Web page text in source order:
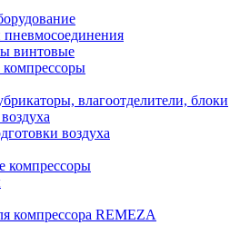
винтовые
влагоотделители, блоки
воздуха
компрессоры
компрессора REMEZA